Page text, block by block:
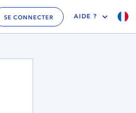
SE CONNECTER AIDE ?